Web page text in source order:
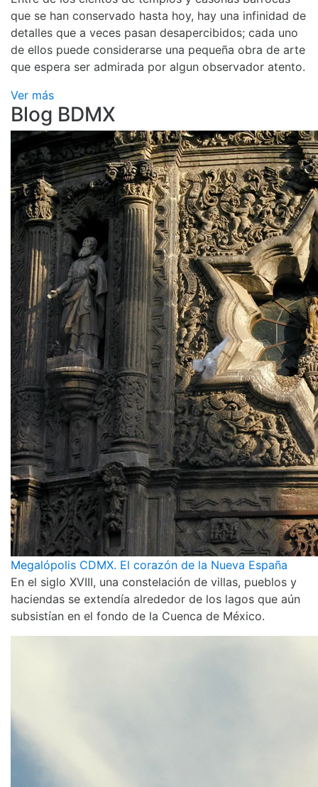
que se han conservado hasta hoy, hay una infinidad de
detalles que a veces pasan desapercibidos; cada uno
de ellos puede considerarse una pequeña obra de arte
que espera ser admirada por algun observador atento.
Ver más
Blog BDMX
Megalópolis CDMX. El corazón de la Nueva España
En el siglo XVIII, una constelación de villas, pueblos y
haciendas se extendía alrededor de los lagos que aún
subsistían en el fondo de la Cuenca de México.